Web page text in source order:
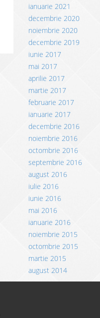
ianuarie 2021
decembrie 2020
noiembrie 2020
decembrie 2019
iunie 2017
mai 2017
aprilie 2017
martie 2017
februarie 2017
ianuarie 2017
decembrie 2016
noiembrie 2016
octombrie 2016
septembrie 2016
august 2016
iulie 2016
iunie 2016
mai 2016
ianuarie 2016
noiembrie 2015
octombrie 2015
martie 2015
august 2014